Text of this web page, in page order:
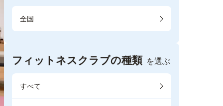
全国
フィットネスクラブの種類 を選ぶ
すべて